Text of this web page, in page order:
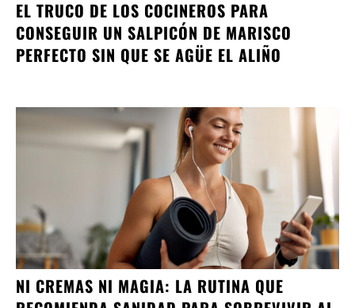
EL TRUCO DE LOS COCINEROS PARA
CONSEGUIR UN SALPICÓN DE MARISCO
PERFECTO SIN QUE SE AGÜE EL ALIÑO
NI CREMAS NI MAGIA: LA RUTINA QUE